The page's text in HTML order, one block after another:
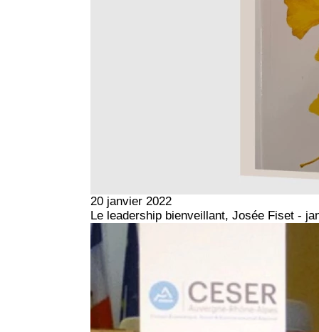
20 janvier 2022
Le leadership bienveillant, Josée Fiset -